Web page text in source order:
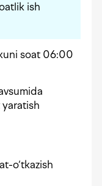
ish
soat 06:00
o‘tkazish